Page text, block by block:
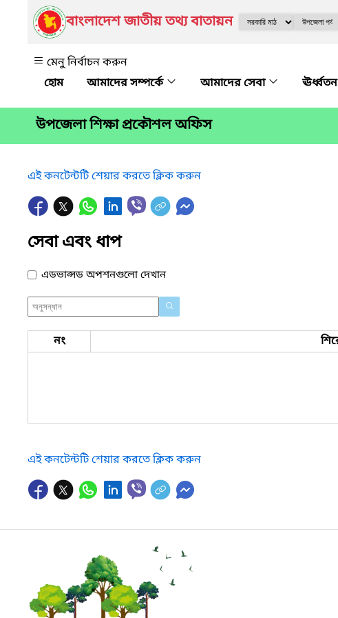
বাংলাদেশ জাতীয় তথ্য বাতায়ন
মেনু নির্বাচন করুন
আমাদের সম্পর্কে
আমাদের সেবা
উপজেলা শিক্ষা প্রকৌশল অফিস
এই কনটেন্টটি শেয়ার করতে ক্লিক করুন
সেবা এবং ধাপ
এডভান্সড অপশনগুলো দেখান
নং
এই কনটেন্টটি শেয়ার করতে ক্লিক করুন